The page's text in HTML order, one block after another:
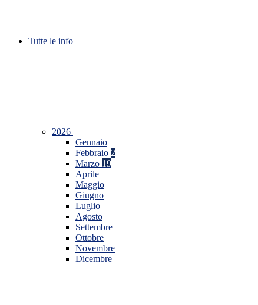
Tutte le info
2026
Gennaio
Febbraio 2
Marzo 19
Aprile
Maggio
Giugno
Luglio
Agosto
Settembre
Ottobre
Novembre
Dicembre